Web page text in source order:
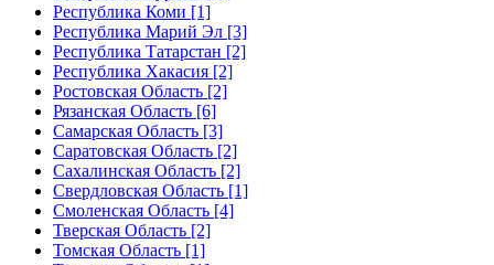
Республика Коми [1]
Республика Марий Эл [3]
Республика Татарстан [2]
Республика Хакасия [2]
Ростовская Область [2]
Рязанская Область [6]
Самарская Область [3]
Саратовская Область [2]
Сахалинская Область [2]
Свердловская Область [1]
Смоленская Область [4]
Тверская Область [2]
Томская Область [1]